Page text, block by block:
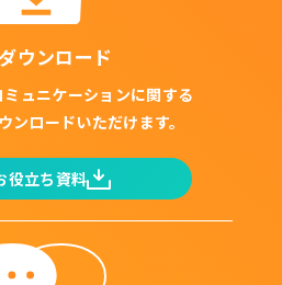
ウンロード
ュニケーションに関する
ンロードいただけます。
役立ち資料